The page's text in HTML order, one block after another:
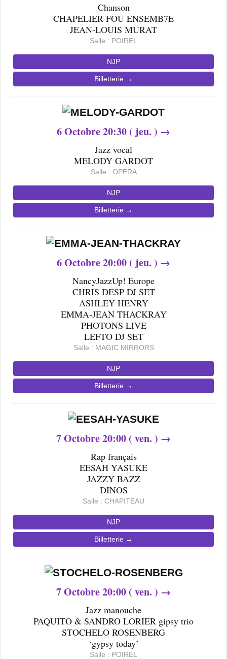
Chanson
CHAPELIER FOU ENSEMB7E
JEAN-LOUIS MURAT
Salle : POIREL
NJP
Billetterie →
6Octobre 20:30 ( jeu. ) →
Jazz vocal
MELODY GARDOT
Salle : OPÉRA
NJP
Billetterie →
6Octobre 20:00 ( jeu. ) →
NancyJazzUp! Europe
CHRIS DESP DJ SET
ASHLEY HENRY
EMMA-JEAN THACKRAY
PHOTONS LIVE
LEFTO DJ SET
Salle : MAGIC MIRRORS
NJP
Billetterie →
7Octobre 20:00 ( ven. ) →
Rap français
EESAH YASUKE
JAZZY BAZZ
DINOS
Salle : CHAPITEAU
NJP
Billetterie →
7Octobre20:00 ( ven. ) →
Jazz manouche
PAQUITO & SANDRO LORIER gipsy trio
STOCHELO ROSENBERG
‘gypsy today’
Salle : POIREL